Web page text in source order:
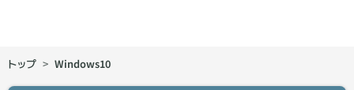
トップ > Windows10